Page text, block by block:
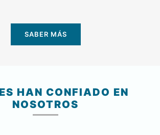
SABER MÁS
HAN CONFIADO EN
NOSOTROS